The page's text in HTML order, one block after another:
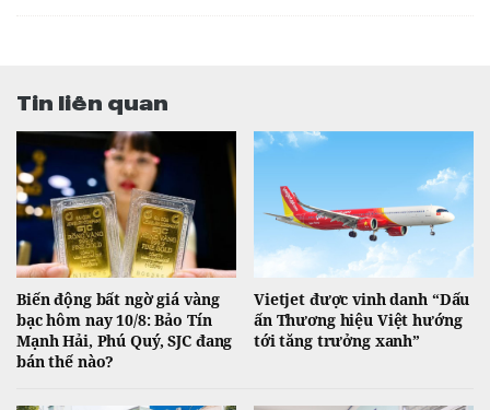
Tin liên quan
Biến động bất ngờ giá vàng
bạc hôm nay 10/8: Bảo Tín
Mạnh Hải, Phú Quý, SJC đang
bán thế nào?
Vietjet được vinh danh “Dấu
ấn Thương hiệu Việt hướng
tới tăng trưởng xanh”